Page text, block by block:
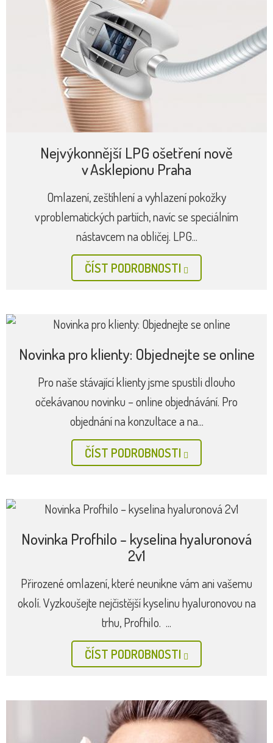
Nejvýkonnější LPG ošetření nově
v Asklepionu Praha
Omlazení, zeštíhlení a vyhlazení pokožky
v problematických partiích, navíc se speciálním
nástavcem na obličej. LPG...
ČÍST PODROBNOSTI
Novinka pro klienty: Objednejte se online
Pro naše stávající klienty jsme spustili dlouho
očekávanou novinku – online objednávání. Pro
objednání na konzultace a na...
ČÍST PODROBNOSTI
Novinka Profhilo – kyselina hyaluronová
2v1
Přirozené omlazení, které neunikne vám ani vašemu
okolí. Vyzkoušejte nejčistější kyselinu hyaluronovou na
trhu, Profhilo. ...
ČÍST PODROBNOSTI